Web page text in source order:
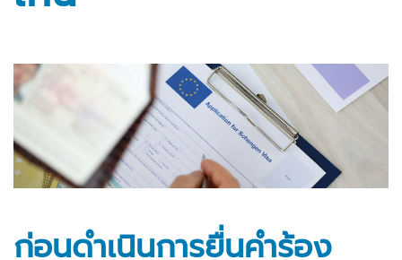
ก่อนดำเนินการยื่นคำร้อง